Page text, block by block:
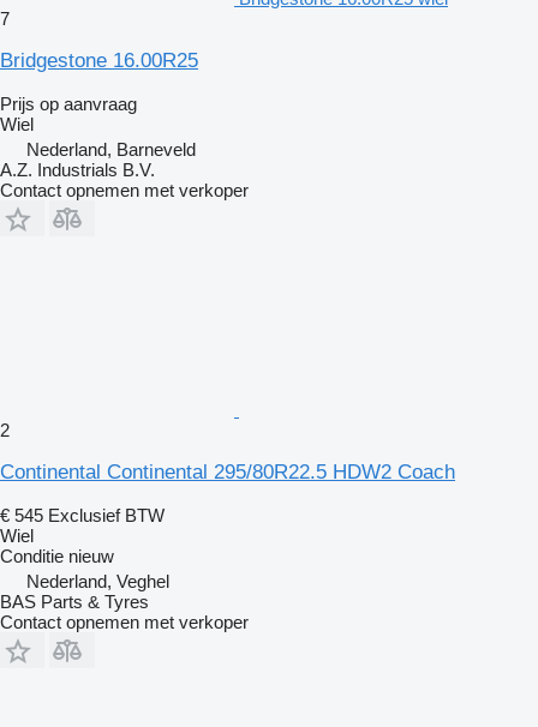
7
Bridgestone 16.00R25
Prijs op aanvraag
Wiel
Nederland, Barneveld
A.Z. Industrials B.V.
Contact opnemen met verkoper
2
Continental Continental 295/80R22.5 HDW2 Coach
€ 545 Exclusief BTW
Wiel
Conditie nieuw
Nederland, Veghel
BAS Parts & Tyres
Contact opnemen met verkoper